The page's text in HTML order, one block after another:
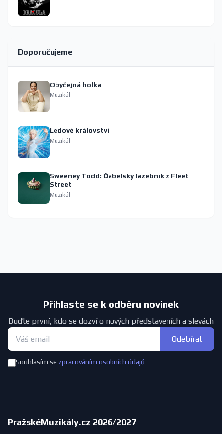
Doporučujeme
Obyčejná holka
Muzikál
Ledové království
Muzikál
Sweeney Todd: Ďábelský lazebník z Fleet
Street
Muzikál
Přihlaste se k odběru novinek
Buďte první, kdo se dozví o nových představeních a slevách
Odebírat
Souhlasím se zpracováním osobních údajů
PražskéMuzikály.cz 2026/2027